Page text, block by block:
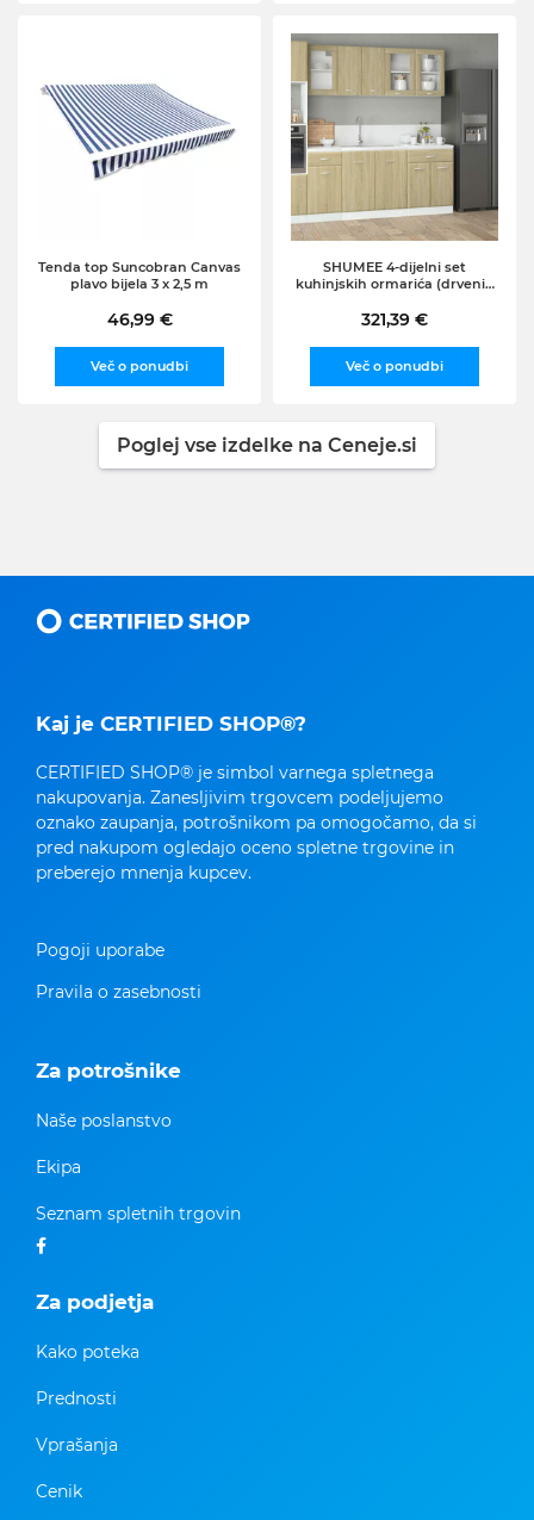
Tenda top Suncobran Canvas
plavo bijela 3 x 2,5 m
46,99 €
Več o ponudbi
SHUMEE 4-dijelni set
kuhinjskih ormarića (drveni),
321,39 €
Več o ponudbi
Poglej vse izdelke na Ceneje.si
Kaj je CERTIFIED SHOP®?
CERTIFIED SHOP® je simbol varnega spletnega
nakupovanja. Zanesljivim trgovcem podeljujemo
oznako zaupanja, potrošnikom pa omogočamo, da si
pred nakupom ogledajo oceno spletne trgovine in
preberejo mnenja kupcev.
Pogoji uporabe
Pravila o zasebnosti
Za potrošnike
Naše poslanstvo
Ekipa
Seznam spletnih trgovin
Za podjetja
Kako poteka
Prednosti
Vprašanja
Cenik